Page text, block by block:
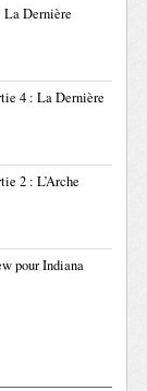
La Dernière
4 : La Dernière
2 : L’Arche
pour Indiana